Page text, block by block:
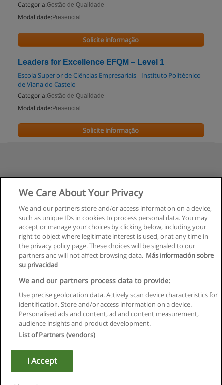
Categoria:Gestão de Qualidade
Modalidade: Presencial
Solicite informação
Leaders for Excellence EFQM – Level 1
Escola Superior de Ciências Empresariais - Instituto Politécnico
de Viana do Castelo
Categoria:Gestão de Qualidade
Modalidade: Presencial
Solicite informação
Regras de uso
Privacidade de dados
Copyright © Educaedu Business S.L. - CIF : B-95610580: -
We Care About Your Privacy
We and our partners store and/or access information on a device,
such as unique IDs in cookies to process personal data. You may
accept or manage your choices by clicking below, including your
right to object where legitimate interest is used, or at any time in
the privacy policy page. These choices will be signaled to our
partners and will not affect browsing data. Más información sobre
su privacidad
We and our partners process data to provide:
Use precise geolocation data. Actively scan device characteristics for
identification. Store and/or access information on a device.
Personalised ads and content, ad and content measurement,
audience insights and product development.
List of Partners (vendors)
I Accept